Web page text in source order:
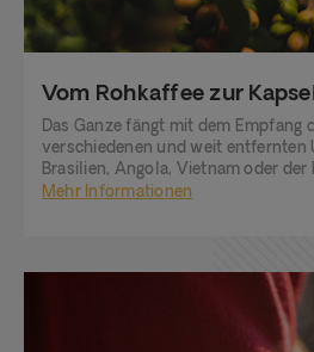
Vom Rohkaffee zur
Das Ganze fängt mit dem Empfang
verschiedenen und weit entfernten
Brasilien, Angola, Vietnam oder der
ist der Zeitpunkt, an welchem der
Mehr Informationen